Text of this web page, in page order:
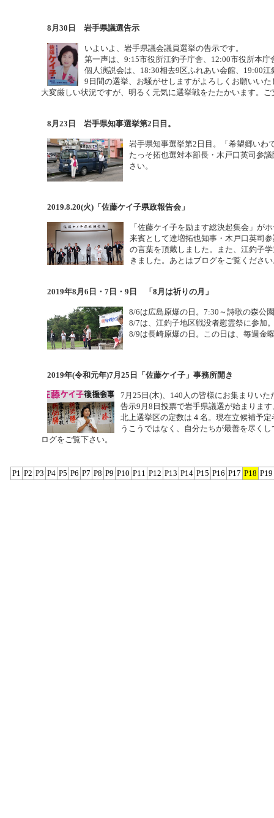
8月30日 岩手県議選告示
いよいよ、岩手県議会議員選挙の告示です。
第一声は、9:15市役所江釣子庁舎、12:00市役所本庁
個人演説会は、18:30相去9区ふれあい会館、19:00
9日間の選挙、お騒がせしますがよろしくお願いいた
大変厳しい状況ですが、明るく元気に選挙戦をたたかいます。
8月23日 岩手県知事選挙第2日目。
岩手県知事選挙第2日目。「希望郷いわ
たっそ拓也選対本部長・木戸口英司参
さい。
2019.8.20(火)「佐藤ケイ子県政報告会」
「佐藤ケイ子を励ます総決起集会」が
来賓として達増拓也知事・木戸口英司
の言葉を頂戴しました。また、江釣子
きました。あとはブログをご覧くださ
2019年8月6日・7日・9日 「8月は祈りの月」
8/6は広島原爆の日。7:30～詩歌の森公
8/7は、江釣子地区戦没者慰霊祭に参加
8/9は長崎原爆の日。この日は、毎週金
2019年(令和元年)7月25日「佐藤ケイ子」事務所開き
7月25日(木)、140人の皆様にお集まりい
告示9月8日投票で岩手県議選が始まります
北上選挙区の定数は４名。現在立候補予
うこうではなく、自分たちが最善を尽く
ログをご覧下さい。
P1 P2 P3 P4 P5 P6 P7 P8 P9 P10 P11 P12 P13 P14 P15 P16 P17 P18 P19